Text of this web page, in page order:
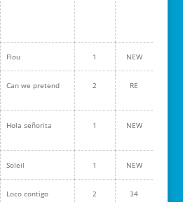
Flou 1 NEW
Can we pretend 2 RE
Hola señorita 1 NEW
Soleil 1 NEW
Loco contigo 2 34